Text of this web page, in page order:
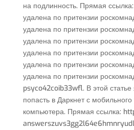
на подлинность. Прямая
удалена по притензии
удалена по притензии
удалена по притензии
удалена по притензии
удалена по притензии
удалена по притензии
psyco42coib33wfl. В этой статье
попасть в Даркнет с мобильного
компьютера. Прямая ссылка: